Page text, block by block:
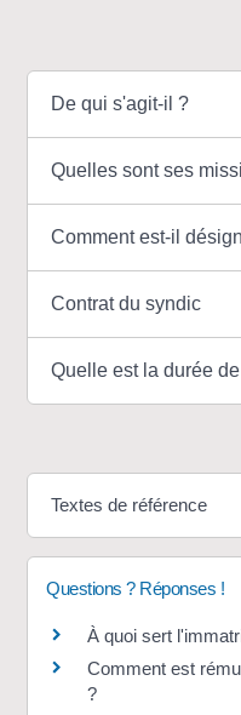
De qui s'agit-il ?
Quelles sont ses
Comment est-il
Contrat du syndic
Quelle est la durée
Textes de référence
Questions ? Réponses !
À quoi sert
Comment est
?